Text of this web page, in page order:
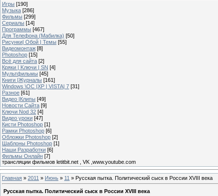
Игры [190]
Музыка [286]
Фильмы [299]
Сериалы [14]
Программы [467]
Для Телефона (Мабилка) [50]
Рисунки| Обой | Темы [55]
Видеомонтаж [8]
Photoshop [15]
Всё для сайта [2]
Кряки | Kлючи | SN [4]
Мультфильмы [45]
Книги |Журналы [161]
Windows \OC |XP | VISTA| 7 [31]
Разное [61]
Видео |Клипы [49]
Новости Сайта [9]
Ключи Nod 32 [4]
Видео уроки [47]
Кисти Photoshop [1]
Рамки Photoshop [6]
Обложки Photoshop [2]
Шаблоны Photoshop [1]
Наши Разработки [6]
Фильмы Онлайн [7]
трансляции фильмов letitbit.net , VK ,www.youtube.com
Главная » 2011 » Июнь » 11 » Русская пытка. Политический сыск в России XVIII века
Русская пытка. Политический сыск в России XVIII века